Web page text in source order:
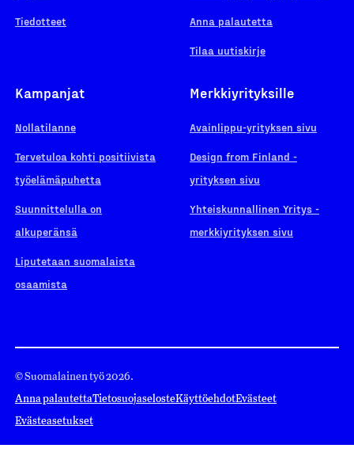
Tiedotteet Anna palautetta
Tilaa uutiskirje
Kampanjat
Nollatilanne
Tervetuloa kohti positiivista
työelämäpuhetta
Suunnittelulla on
alkuperänsä
Liputetaan suomalaista
osaamista
Merkkiyrityksille
Avainlippu-yrityksen sivu
Design from Finland -
yrityksen sivu
Yhteiskunnallinen Yritys -
merkkiyrityksen sivu
© Suomalainen työ 2026.
Anna palautettaTietosuojaselosteKäyttöehdotEvästeet
Evästeasetukset